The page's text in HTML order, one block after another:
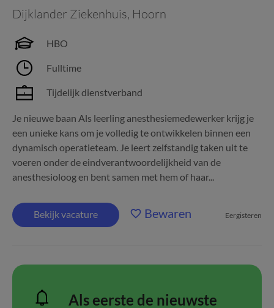
Dijklander Ziekenhuis, Hoorn
HBO
Fulltime
Tijdelijk dienstverband
Je nieuwe baan Als leerling anesthesiemedewerker krijg je
een unieke kans om je volledig te ontwikkelen binnen een
dynamisch operatieteam. Je leert zelfstandig taken uit te
voeren onder de eindverantwoordelijkheid van de
anesthesioloog en bent samen met hem of haar...
Bekijk vacature Bewaren Eergisteren
Als eerste de nieuwste